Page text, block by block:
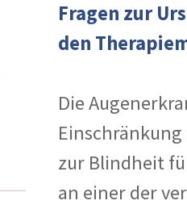
Fragen zur
den
Die
zur Blindheit
an einer der